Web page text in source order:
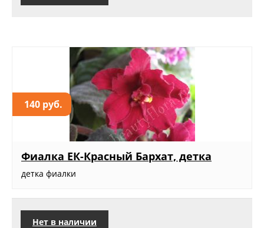
140 руб.
Фиалка ЕК-Красный Бархат, детка
детка фиалки
Нет в наличии